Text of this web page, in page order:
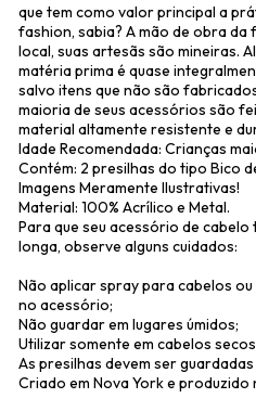
que tem como valor principal a
fashion, sabia? A mão de obra da
local, suas artesãs são mineiras.
matéria prima é quase
salvo itens que não são
maioria de seus acessórios são
material altamente resistente e
Idade Recomendada: Crianças
Contém: 2 presilhas do tipo Bico
Imagens Meramente Ilustrativas!
Material: 100% Acrílico e Metal.
Para que seu acessório de cabelo
longa, observe alguns cuidados:
Não aplicar spray para cabelos
no acessório;
Não guardar em lugares úmidos;
Utilizar somente em cabelos
As presilhas devem ser
Criado em Nova York e produzido